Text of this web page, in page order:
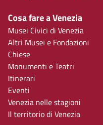
Cosa fare a Venezia
Musei Civici di Venezia
Altri Musei e Fondazioni
Chiese
Monumenti e Teatri
Itinerari
Eventi
Venezia nelle stagioni
Il territorio di Venezia